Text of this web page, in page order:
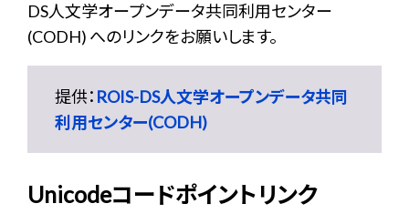
DS人文学オープンデータ共同利用センター
(CODH) へのリンクをお願いします。
提供： ROIS-DS人文学オープンデータ共同
利用センター(CODH)
Unicodeコードポイントリンク